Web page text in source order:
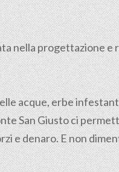
nella progettazione e
acque, erbe
San Giusto ci
e denaro. E non